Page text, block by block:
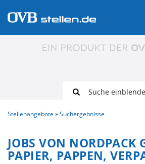
Suche
Stellenangebote Suchergebnisse
JOBS VON NORDPACK
PAPIER, PAPPEN,